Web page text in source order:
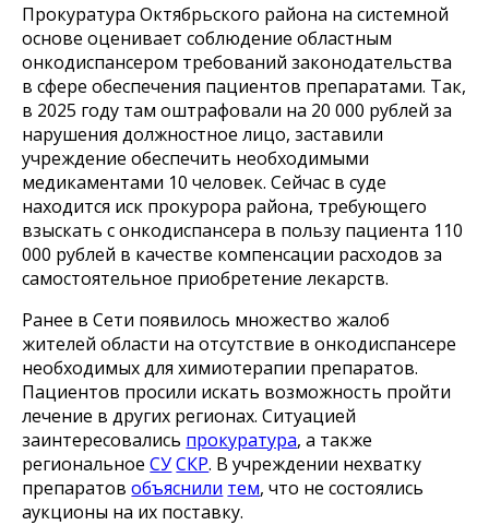
Прокуратура Октябрьского района на системной
основе оценивает соблюдение областным
онкодиспансером требований законодательства
в сфере обеспечения пациентов препаратами. Так,
в 2025 году там оштрафовали на 20 000 рублей за
нарушения должностное лицо, заставили
учреждение обеспечить необходимыми
медикаментами 10 человек. Сейчас в суде
находится иск прокурора района, требующего
взыскать с онкодиспансера в пользу пациента 110
000 рублей в качестве компенсации расходов за
самостоятельное приобретение лекарств.
Ранее в Сети появилось множество жалоб
жителей области на отсутствие в онкодиспансере
необходимых для химиотерапии препаратов.
Пациентов просили искать возможность пройти
лечение в других регионах. Ситуацией
заинтересовались прокуратура, а также
региональноеСУСКР. В учреждении нехватку
препаратовобъяснили тем, что не состоялись
аукционы на их поставку.